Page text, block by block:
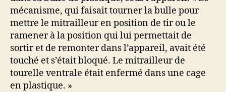
mécanisme, qui faisait tourner la bulle pour
mettre le mitrailleur en position de tir ou le
ramener à la position qui lui permettait de
sortir et de remonter dans l’appareil, avait été
touché et s’était bloqué. Le mitrailleur de
tourelle ventrale était enfermé dans une cage
en plastique. »